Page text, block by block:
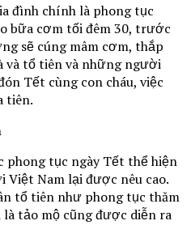
đình chính là phong tục
bữa cơm tối đêm 30, trước
sẽ cúng mâm cơm, thắp
và tổ tiên và những người
Tết cùng con cháu, việc
tiên.
phong tục ngày Tết thể hiện
Nam lại được nêu cao.
tổ tiên như phong tục thăm
tảo mộ cũng được diễn ra